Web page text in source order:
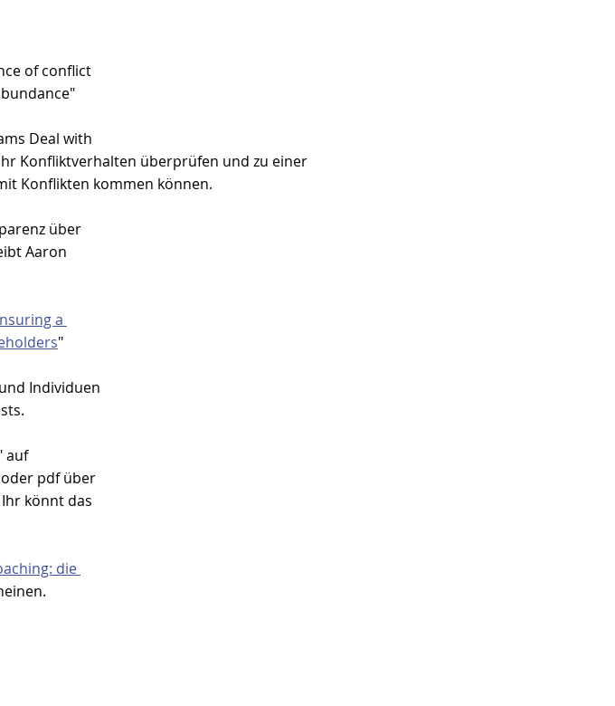
of conflict
Deal with
Konfliktverhalten überprüfen und zu einer
Konflikten kommen können.
über
Aaron
a
"
Individuen
auf
pdf über
könnt das
die